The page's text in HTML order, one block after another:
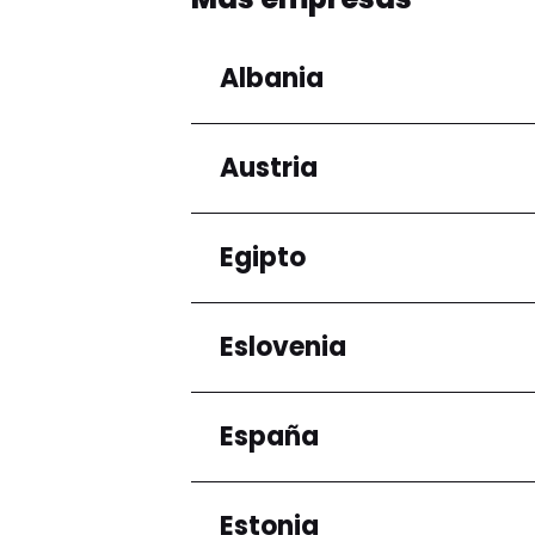
Albania
Regiones
Condado de Tirana
Austria
Regiones
Niederösterreich
Egipto
Regiones
Gobernación de El
Eslovenia
Regiones
Ljubljana
España
Regiones
Estonia